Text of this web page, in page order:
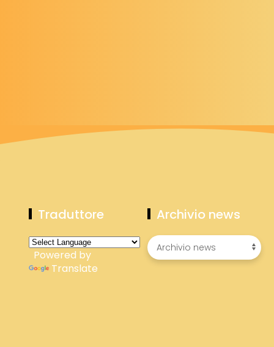
Traduttore
Powered by
Translate
Archivio news